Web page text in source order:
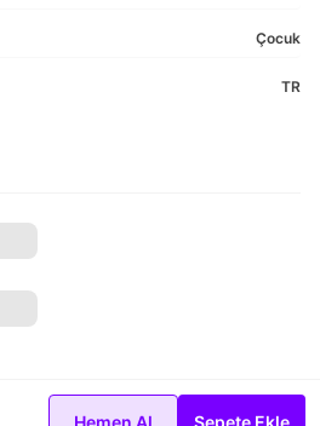
Hemen Al Sepete Ekle
Çocuk
TR